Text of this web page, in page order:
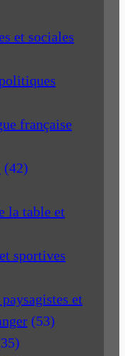
et sociales
française
(42)
la table et
sportives
et
(53)